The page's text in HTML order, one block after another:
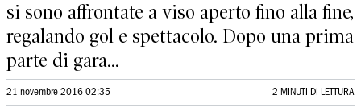
si sono affrontate a viso aperto fino alla fine,
regalando gol e spettacolo. Dopo una prima
parte di gara...
21 novembre 2016 02:35 2 MINUTI DI LETTURA